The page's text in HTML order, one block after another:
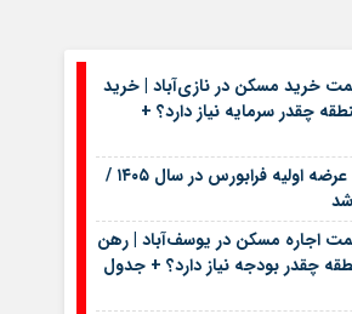
خرید مسکن در نازی‌آباد | خرید
این منطقه چقدر سرمایه نیاز دارد؟ +
هشتمین عرضه اولیه فرابورس در سال ۱۴۰۵ /
اجاره مسکن در یوسف‌آباد | رهن
چقدر بودجه نیاز دارد؟ + جدول